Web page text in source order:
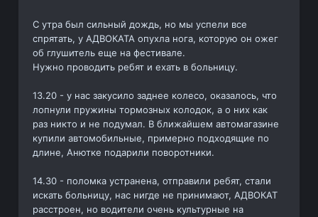
С утра был сильный дождь, но мы успели все
спрятать, у АДВОКАТА опухла нога, которую он ожег
об глушитель еще на фестивале.
Нужно проводить ребят и ехать в больницу.
13.20 - у нас закусило заднее колесо, оказалось, что
лопнули пружины тормозных колодок, а о них как
раз никто и не подумал. В ближайшем автомагазине
купили автомобильные, примерно подходящие по
длине, Анютке подарили поворотники.
14.30 - поломка устранена, отправили ребят, стали
искать больницу, нас нигде не принимают, АДВОКАТ
расстроен, но водители очень культурные на